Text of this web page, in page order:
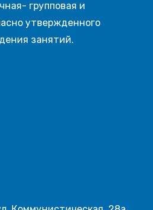
групповая и
утвержденного
занятий.